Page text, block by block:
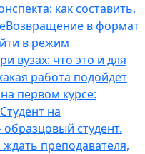
как составить,
Возвращение в формат
в режим
вузах: что это и для
работа подойдет
первом курсе:
Студент на
студент.
ждать преподавателя,